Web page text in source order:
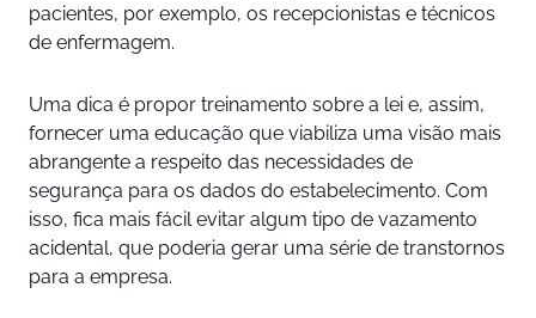
pacientes, por exemplo, os recepcionistas e técnicos
de enfermagem.
Uma dica é propor treinamento sobre a lei e, assim,
fornecer uma educação que viabiliza uma visão mais
abrangente a respeito das necessidades de
segurança para os dados do estabelecimento. Com
isso, fica mais fácil evitar algum tipo de vazamento
acidental, que poderia gerar uma série de transtornos
para a empresa.